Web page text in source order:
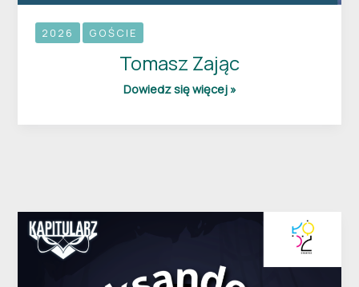
2026 GOŚCIE
Tomasz Zając
Dowiedz się więcej »